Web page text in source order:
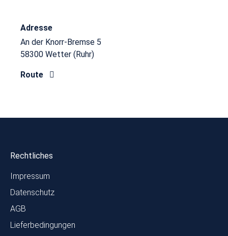
Adresse
An der Knorr-Bremse 5
58300 Wetter (Ruhr)
Route
Rechtliches
Impressum
Datenschutz
AGB
Lieferbedingungen